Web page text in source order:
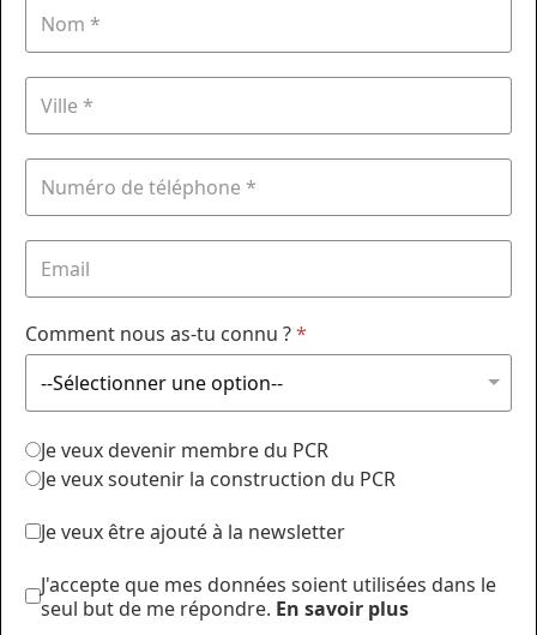
Comment nous as-tu connu ?*
Je veux devenir membre du PCR
Je veux soutenir la construction du PCR
Je veux être ajouté à la newsletter
J'accepte que mes données soient utilisées dans le
seul but de me répondre. En savoir plus